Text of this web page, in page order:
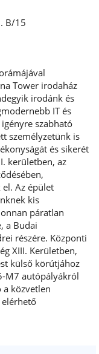
B/15
Tower irodaház
irodánk és
IT és
szabható
személyzetünk is
és sikerét
kerületben, az
Az épület
kis
páratlan
a Budai
részére. Központi
XIII. Kerületben,
külső körútjához
M7 autópályákról
közvetlen